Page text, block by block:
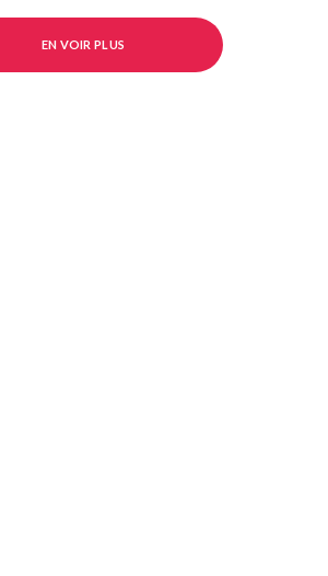
EN VOIR PLUS